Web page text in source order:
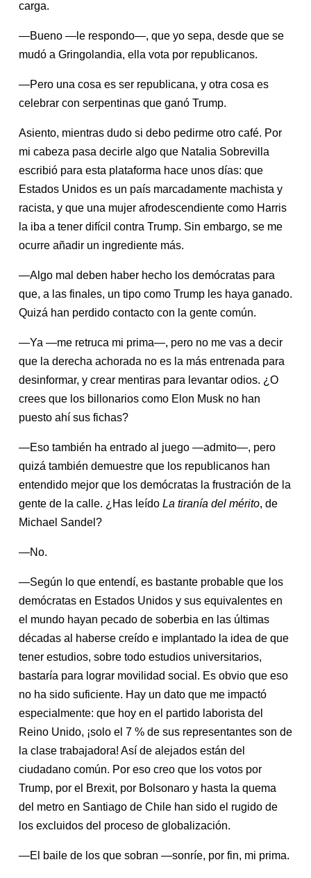
carga.
—Bueno —le respondo—, que yo sepa, desde que se
mudó a Gringolandia, ella vota por republicanos.
—Pero una cosa es ser republicana, y otra cosa es
celebrar con serpentinas que ganó Trump.
Asiento, mientras dudo si debo pedirme otro café. Por
mi cabeza pasa decirle algo que Natalia Sobrevilla
escribió para esta plataforma hace unos días: que
Estados Unidos es un país marcadamente machista y
racista, y que una mujer afrodescendiente como Harris
la iba a tener difícil contra Trump. Sin embargo, se me
ocurre añadir un ingrediente más.
—Algo mal deben haber hecho los demócratas para
que, a las finales, un tipo como Trump les haya ganado.
Quizá han perdido contacto con la gente común.
—Ya —me retruca mi prima—, pero no me vas a decir
que la derecha achorada no es la más entrenada para
desinformar, y crear mentiras para levantar odios. ¿O
crees que los billonarios como Elon Musk no han
puesto ahí sus fichas?
—Eso también ha entrado al juego —admito—, pero
quizá también demuestre que los republicanos han
entendido mejor que los demócratas la frustración de la
gente de la calle. ¿Has leído La tiranía del mérito, de
Michael Sandel?
—No.
—Según lo que entendí, es bastante probable que los
demócratas en Estados Unidos y sus equivalentes en
el mundo hayan pecado de soberbia en las últimas
décadas al haberse creído e implantado la idea de que
tener estudios, sobre todo estudios universitarios,
bastaría para lograr movilidad social. Es obvio que eso
no ha sido suficiente. Hay un dato que me impactó
especialmente: que hoy en el partido laborista del
Reino Unido, ¡solo el 7 % de sus representantes son de
la clase trabajadora! Así de alejados están del
ciudadano común. Por eso creo que los votos por
Trump, por el Brexit, por Bolsonaro y hasta la quema
del metro en Santiago de Chile han sido el rugido de
los excluidos del proceso de globalización.
—El baile de los que sobran —sonríe, por fin, mi prima.